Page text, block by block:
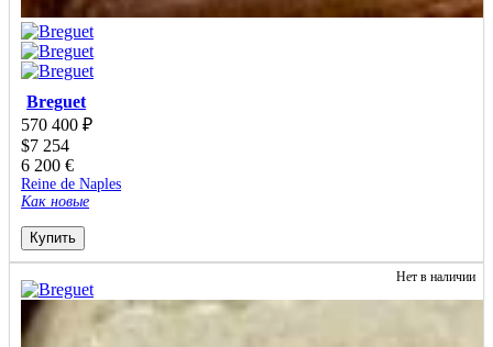
Breguet
570 400 ₽
$7 254
6 200 €
Reine de Naples
Как новые
Купить
Нет в наличии